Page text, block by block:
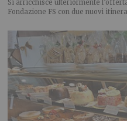
Si arricchisce ulteriormente
Fondazione FS con due nuovi